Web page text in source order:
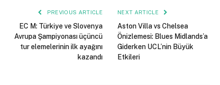
PREVIOUS ARTICLE
EC M: Türkiye ve Slovenya
Avrupa Şampiyonası üçüncü
tur elemelerinin ilk ayağını
kazandı
NEXT ARTICLE
Aston Villa vs Chelsea
Önizlemesi: Blues Midlands’a
Giderken UCL’nin Büyük
Etkileri